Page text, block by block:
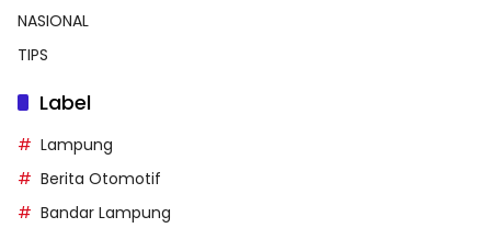
NASIONAL
TIPS
Label
Lampung
Berita Otomotif
Bandar Lampung